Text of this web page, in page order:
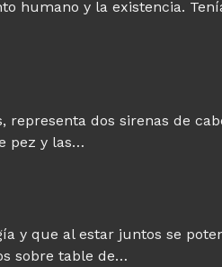
humano y la existencia.
dos sirenas de
pez y las…
y que al estar juntos se
sobre table de…